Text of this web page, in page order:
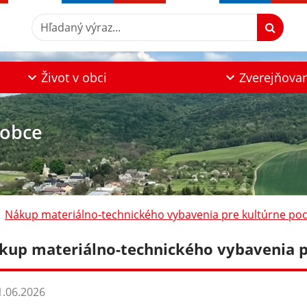
Hľadaný výraz...
Život v obci
Nákup materiálno-technického vybavenia pre kultúrne
materiálno-technického vybavenia